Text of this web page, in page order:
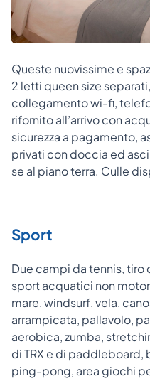
Queste nuovissime e
2 letti queen size
collegamento wi-fi,
rifornito all’arrivo con
sicurezza a pagamento,
privati con doccia ed
se al piano terra. Culle
Sport
Due campi da tennis, tiro
sport acquatici non
mare, windsurf, vela,
arrampicata, pallavolo,
aerobica, zumba,
di TRX e di
ping-pong, area giochi